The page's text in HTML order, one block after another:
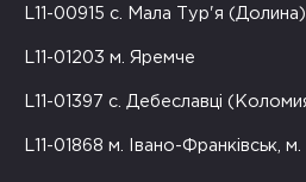
L11-00915 с. Мала Тур'я (Долина)
L11-01203 м. Яремче
L11-01397 с. Дебеславці
L11-01868 м. Івано-Франківськ,